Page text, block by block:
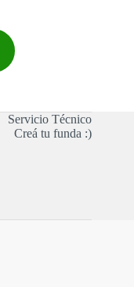
Servicio Técnico
Creá tu funda :)